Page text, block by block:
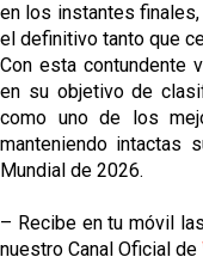
en los instantes
el definitivo tanto que
Con esta contundente
en su objetivo de
como uno de los
manteniendo intactas
Mundial de 2026.
– Recibe en tu móvil
nuestro Canal Oficial de